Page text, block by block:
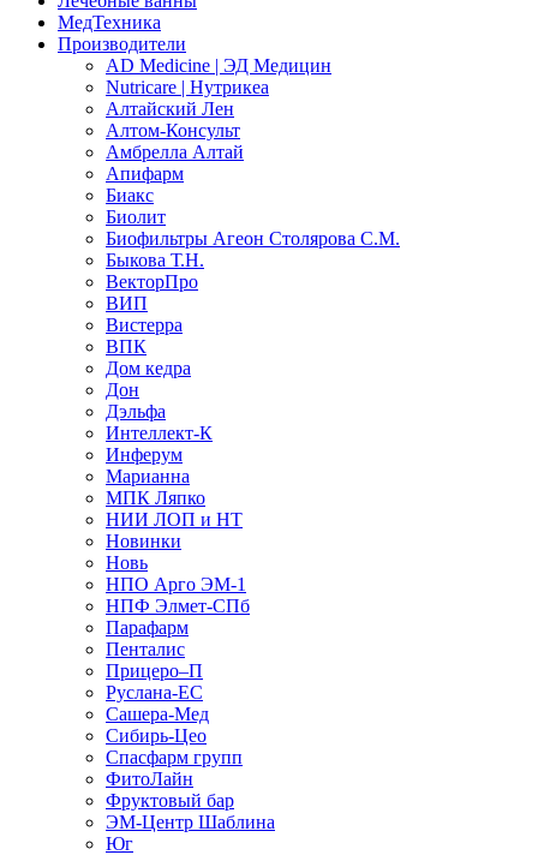
МедТехника
Производители
AD Medicine | ЭД Медицин
Nutricare | Нутрикеа
Алтайский Лен
Алтом-Консульт
Амбрелла Алтай
Апифарм
Биакс
Биолит
Биофильтры Агеон Столярова С.М.
Быкова Т.Н.
ВекторПро
ВИП
Вистерра
ВПК
Дом кедра
Дон
Дэльфа
Интеллект-К
Инферум
Марианна
МПК Ляпко
НИИ ЛОП и НТ
Новинки
Новь
НПО Арго ЭМ-1
НПФ Элмет-СПб
Парафарм
Пенталис
Прицеро–П
Руслана-ЕС
Сашера-Мед
Сибирь-Цео
Спасфарм групп
ФитоЛайн
Фруктовый бар
ЭМ-Центр Шаблина
Юг